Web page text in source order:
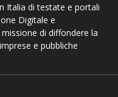
Italia di testate e portali
Digitale e
di diffondere la
e pubbliche